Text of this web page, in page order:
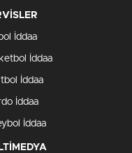
İddaa
İddaa
İddaa
İddaa
İddaa